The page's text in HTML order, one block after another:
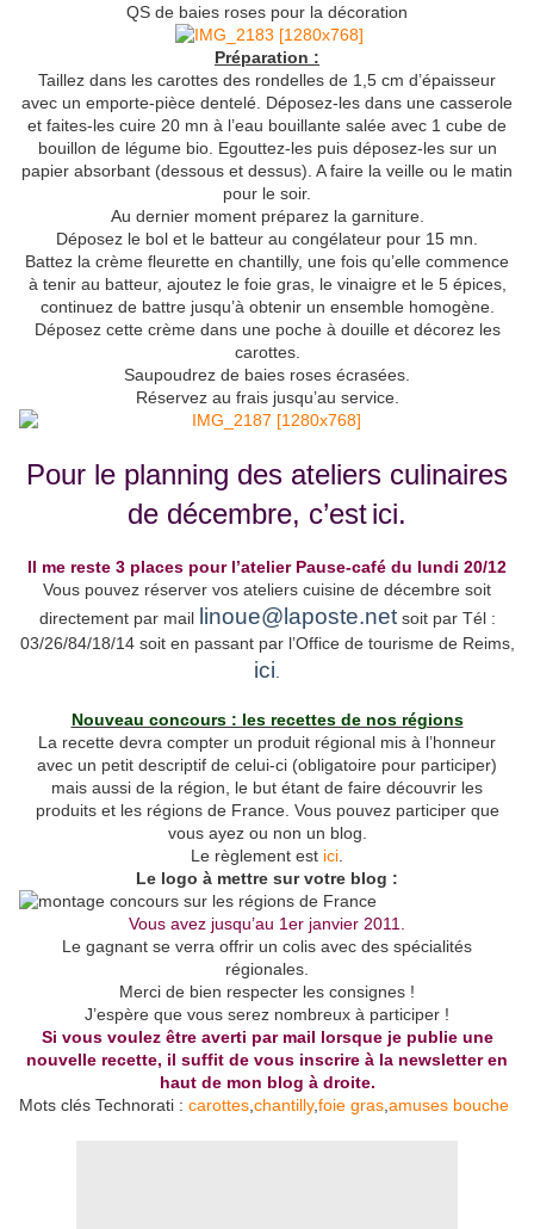
QS de baies roses pour la décoration
Préparation :
Taillez dans les carottes des rondelles de 1,5 cm d’épaisseur
avec un emporte-pièce dentelé. Déposez-les dans une casserole
et faites-les cuire 20 mn à l’eau bouillante salée avec 1 cube de
bouillon de légume bio. Egouttez-les puis déposez-les sur un
papier absorbant (dessous et dessus). A faire la veille ou le matin
pour le soir.
Au dernier moment préparez la garniture.
Déposez le bol et le batteur au congélateur pour 15 mn.
Battez la crème fleurette en chantilly, une fois qu’elle commence
à tenir au batteur, ajoutez le foie gras, le vinaigre et le 5 épices,
continuez de battre jusqu’à obtenir un ensemble homogène.
Déposez cette crème dans une poche à douille et décorez les
carottes.
Saupoudrez de baies roses écrasées.
Réservez au frais jusqu’au service.
Pour le planning des ateliers culinaires
de décembre, c’estici.
Il me reste 3 places pour l’atelier Pause-café du lundi 20/12
Vous pouvez réserver vos ateliers cuisine de décembre soit
directement par mail linoue@laposte.netsoit par Tél :
03/26/84/18/14 soit en passant par l’Office de tourisme de Reims,
ici.
Nouveau concours : les recettes de nos régions
La recette devra compter un produit régional mis à l’honneur
avec un petit descriptif de celui-ci (obligatoire pour participer)
mais aussi de la région, le but étant de faire découvrir les
produits et les régions de France. Vous pouvez participer que
vous ayez ou non un blog.
Le règlement est ici.
Le logo à mettre sur votre blog :
Vous avez jusqu’au 1er janvier 2011.
Le gagnant se verra offrir un colis avec des spécialités
régionales.
Merci de bien respecter les consignes !
J’espère que vous serez nombreux à participer !
Si vous voulez être averti par mail lorsque je publie une
nouvelle recette, il suffit de vous inscrire à la newsletter en
haut de mon blog à droite.
Mots clés Technorati : carottes,chantilly,foie gras,amuses bouche